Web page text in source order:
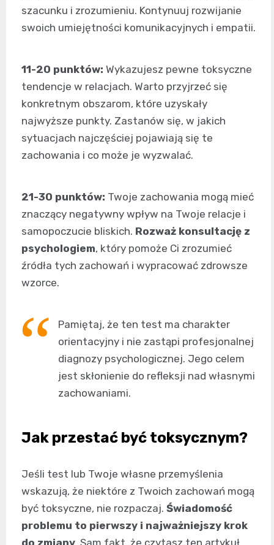
szacunku i zrozumieniu. Kontynuuj rozwijanie
swoich umiejętności komunikacyjnych i empatii.
11-20 punktów: Wykazujesz pewne toksyczne
tendencje w relacjach. Warto przyjrzeć się
konkretnym obszarom, które uzyskały
najwyższe punkty. Zastanów się, w jakich
sytuacjach najczęściej pojawiają się te
zachowania i co może je wyzwalać.
21-30 punktów: Twoje zachowania mogą mieć
znaczący negatywny wpływ na Twoje relacje i
samopoczucie bliskich. Rozważ konsultację z
psychologiem, który pomoże Ci zrozumieć
źródła tych zachowań i wypracować zdrowsze
wzorce.
Pamiętaj, że ten test ma charakter
orientacyjny i nie zastąpi profesjonalnej
diagnozy psychologicznej. Jego celem
jest skłonienie do refleksji nad własnymi
zachowaniami.
Jak przestać być toksycznym?
Jeśli test lub Twoje własne przemyślenia
wskazują, że niektóre z Twoich zachowań mogą
być toksyczne, nie rozpaczaj. Świadomość
problemu to pierwszy i najważniejszy krok
do zmiany . Sam fakt, że czytasz ten artykuł,